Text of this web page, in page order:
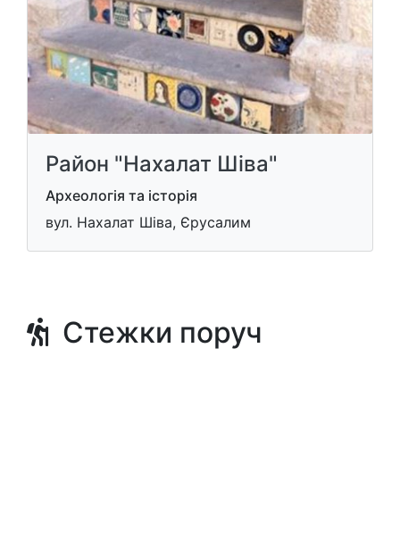
Район "Нахалат Шіва"
Археологія та історія
вул. Нахалат Шіва, Єрусалим
Стежки поруч